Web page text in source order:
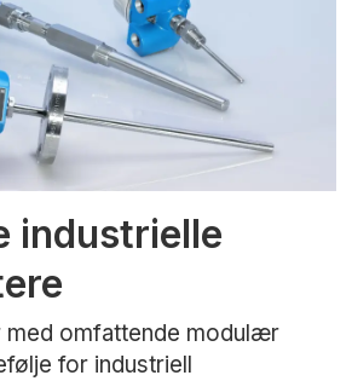
industrielle
med omfattende modulær
for industriell